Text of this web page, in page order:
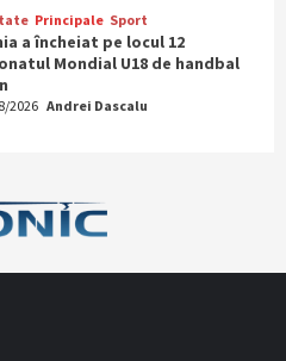
Principale Sport
a încheiat pe locul 12
Mondial U18 de handbal
2026 Andrei Dascalu